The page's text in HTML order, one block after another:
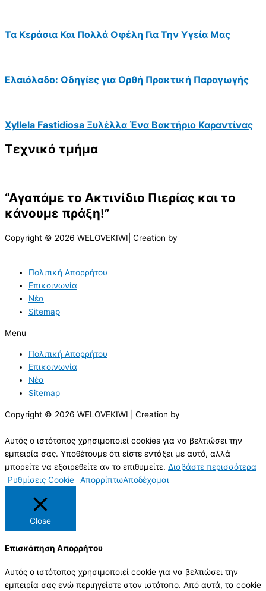
Τα Κεράσια Και Πολλά Οφέλη Για Την Υγεία Μας
Ελαιόλαδο: Οδηγίες για Ορθή Πρακτική Παραγωγής
Xyllela Fastidiosa Ξυλέλλα Ένα Βακτήριο Καραντίνας
Τεχνικό τμήμα
“Αγαπάμε το Ακτινίδιο Πιερίας και το
κάνουμε πράξη!”
Copyright © 2026 WELOVEKIWI| Creation by
Πολιτική Απορρήτου
Επικοινωνία
Νέα
Sitemap
Menu
Πολιτική Απορρήτου
Επικοινωνία
Νέα
Sitemap
Copyright © 2026 WELOVEKIWI | Creation by
Αυτός ο ιστότοπος χρησιμοποιεί cookies για να βελτιώσει την
εμπειρία σας. Υποθέτουμε ότι είστε εντάξει με αυτό, αλλά
μπορείτε να εξαιρεθείτε αν το επιθυμείτε. Διαβάστε περισσότερα
Ρυθμίσεις Cookie
ΑπορρίπτωΑποδέχομαι
Close
Επισκόπηση Απορρήτου
Αυτός ο ιστότοπος χρησιμοποιεί cookie για να βελτιώσει την
εμπειρία σας ενώ περιηγείστε στον ιστότοπο. Από αυτά, τα cookie